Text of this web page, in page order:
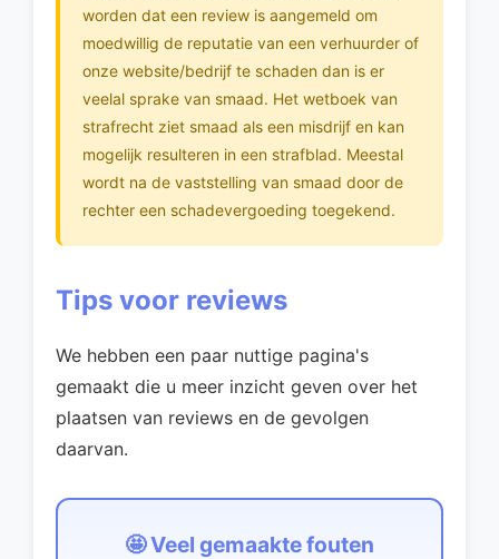
worden dat een review is aangemeld om
moedwillig de reputatie van een verhuurder of
onze website/bedrijf te schaden dan is er
veelal sprake van smaad. Het wetboek van
strafrecht ziet smaad als een misdrijf en kan
mogelijk resulteren in een strafblad. Meestal
wordt na de vaststelling van smaad door de
rechter een schadevergoeding toegekend.
Tips voor reviews
We hebben een paar nuttige pagina's
gemaakt die u meer inzicht geven over het
plaatsen van reviews en de gevolgen
daarvan.
🤩 Veel gemaakte fouten